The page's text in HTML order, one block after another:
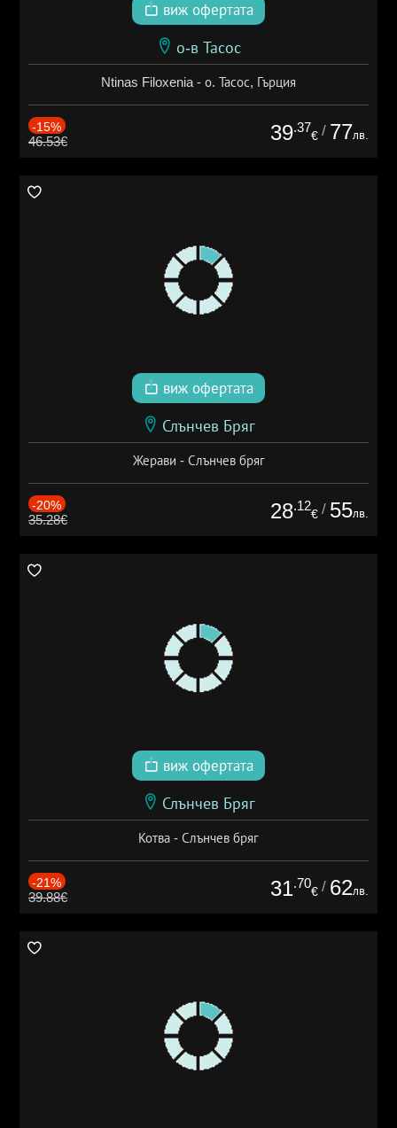
виж офертата
о-в Тасос
Ntinas Filoxenia - о. Тасос, Гърция
-15%
46.53€ 39.37
€ / 77лв.
виж офертата
Слънчев Бряг
Жерави - Слънчев бряг
-20%
35.28€ 28.12
€ / 55лв.
виж офертата
Слънчев Бряг
Котва - Слънчев бряг
-21%
39.88€ 31.70
€ / 62лв.